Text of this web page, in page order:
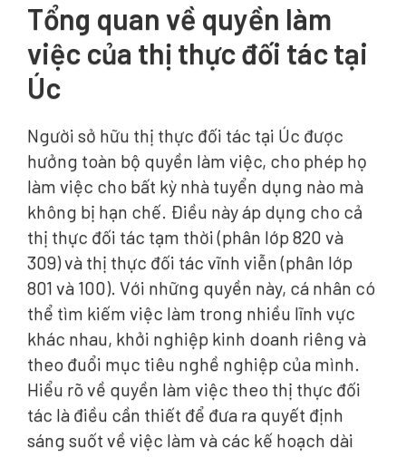
Tổng quan về quyền làm
việc của thị thực đối tác tại
Úc
Người sở hữu thị thực đối tác tại Úc được
hưởng toàn bộ quyền làm việc, cho phép họ
làm việc cho bất kỳ nhà tuyển dụng nào mà
không bị hạn chế. Điều này áp dụng cho cả
thị thực đối tác tạm thời (phân lớp 820 và
309) và thị thực đối tác vĩnh viễn (phân lớp
801 và 100). Với những quyền này, cá nhân có
thể tìm kiếm việc làm trong nhiều lĩnh vực
khác nhau, khởi nghiệp kinh doanh riêng và
theo đuổi mục tiêu nghề nghiệp của mình.
Hiểu rõ về quyền làm việc theo thị thực đối
tác là điều cần thiết để đưa ra quyết định
sáng suốt về việc làm và các kế hoạch dài